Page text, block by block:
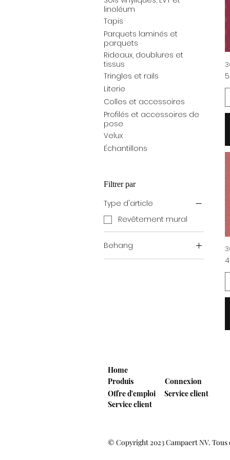
linoléum
Tapis
Parquets laminés et
parquets
Rideaux, doublures et
tissus
Tringles et rails
Literie
Colles et accessoires
Profilés et accessoires de
pose
Velux
Échantillons
Filtrer par
Type d'article
Revêtement mural
Behang
Absolutely chic
Home
Produis
Offre d'emploi
Connexion
Service client
Service client
© Copyright 2023 Campaert NV. Tous